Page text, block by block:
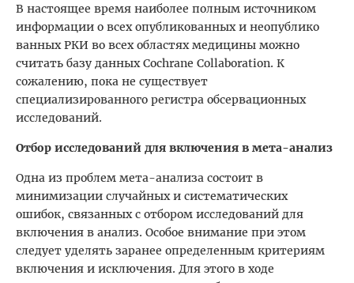
В настоящее время наиболее полным источником
информации о всех опубликованных и неопублико
ванных РКИ во всех областях медицины можно
считать базу данных Cochrane Collaboration. К
сожалению, пока не существует
специализированного регистра обсервационных
исследований.
Отбор исследований для включения в мета-анализ
Одна из проблем мета-анализа состоит в
минимизации случайных и систематических
ошибок, связанных с отбором исследований для
включения в анализ. Особое внимание при этом
следует уделять заранее определенным критериям
включения и исключения. Для этого в ходе